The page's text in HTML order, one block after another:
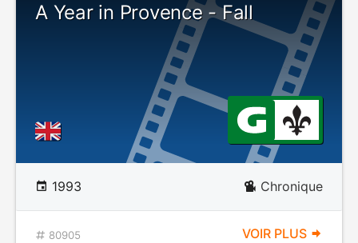
A Year in Provence - Fall
1993 Chronique
80905 VOIR PLUS